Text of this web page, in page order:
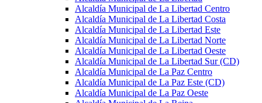
Alcaldía Municipal de La Libertad Centro
Alcaldía Municipal de La Libertad Costa
Alcaldía Municipal de La Libertad Este
Alcaldía Municipal de La Libertad Norte
Alcaldía Municipal de La Libertad Oeste
Alcaldía Municipal de La Libertad Sur (CD)
Alcaldía Municipal de La Paz Centro
Alcaldía Municipal de La Paz Este (CD)
Alcaldía Municipal de La Paz Oeste